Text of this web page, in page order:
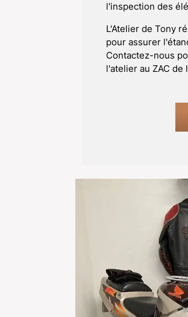
l'inspection des
L'Atelier de Tony
pour assurer
Contactez-nous
l'atelier au ZAC